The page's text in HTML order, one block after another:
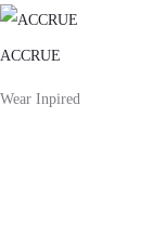
ACCRUE
Wear Inpired